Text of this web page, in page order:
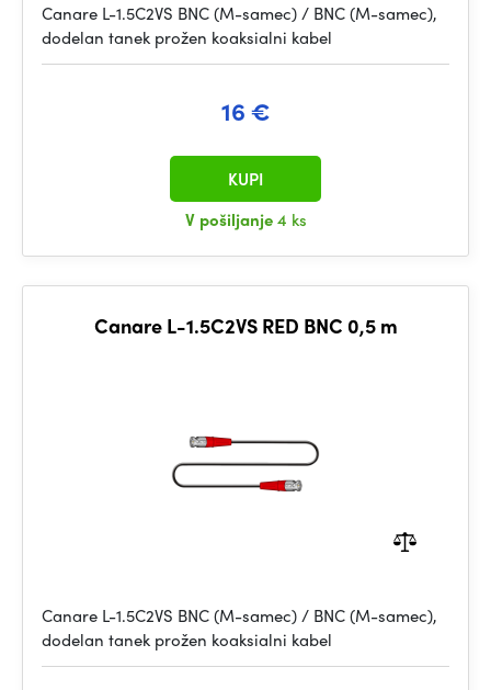
Canare L-1.5C2VS BNC (M-samec) / BNC (M-samec),
dodelan tanek prožen koaksialni kabel
16 €
V pošiljanje4 ks
KUPI
Canare L-1.5C2VS RED BNC 0,5 m
Canare L-1.5C2VS BNC (M-samec) / BNC (M-samec),
dodelan tanek prožen koaksialni kabel